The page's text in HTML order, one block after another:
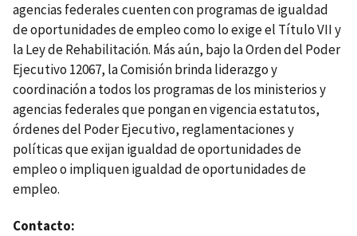
agencias federales cuenten con programas de igualdad
de oportunidades de empleo como lo exige el Título VII y
la Ley de Rehabilitación. Más aún, bajo la Orden del Poder
Ejecutivo 12067, la Comisión brinda liderazgo y
coordinación a todos los programas de los ministerios y
agencias federales que pongan en vigencia estatutos,
órdenes del Poder Ejecutivo, reglamentaciones y
políticas que exijan igualdad de oportunidades de
empleo o impliquen igualdad de oportunidades de
empleo.
Contacto